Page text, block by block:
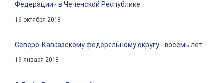
Федерации - в Чеченской Республике
16 октября 2018
Северо-Кавказскому федеральному округу - восемь лет
19 января 2018